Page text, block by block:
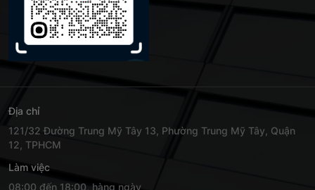
Địa chỉ
121/32 Đường Trung Mỹ Tây 13, Phường Trung Mỹ Tây, Quận
12, TPHCM
Làm việc
08:00 đến 18:00, hàng ngày